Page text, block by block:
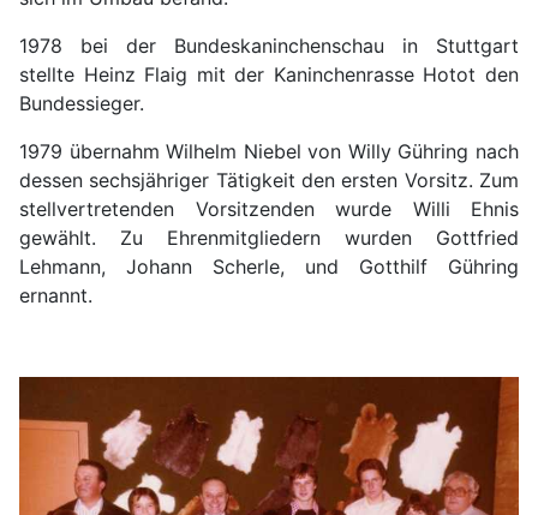
1978 bei der Bundeskaninchenschau in Stuttgart
stellte Heinz Flaig mit der Kaninchenrasse Hotot den
Bundessieger.
1979 übernahm Wilhelm Niebel von Willy Gühring nach
dessen sechsjähriger Tätigkeit den ersten Vorsitz. Zum
stellvertretenden Vorsitzenden wurde Willi Ehnis
gewählt. Zu Ehrenmitgliedern wurden Gottfried
Lehmann, Johann Scherle, und Gotthilf Gühring
ernannt.